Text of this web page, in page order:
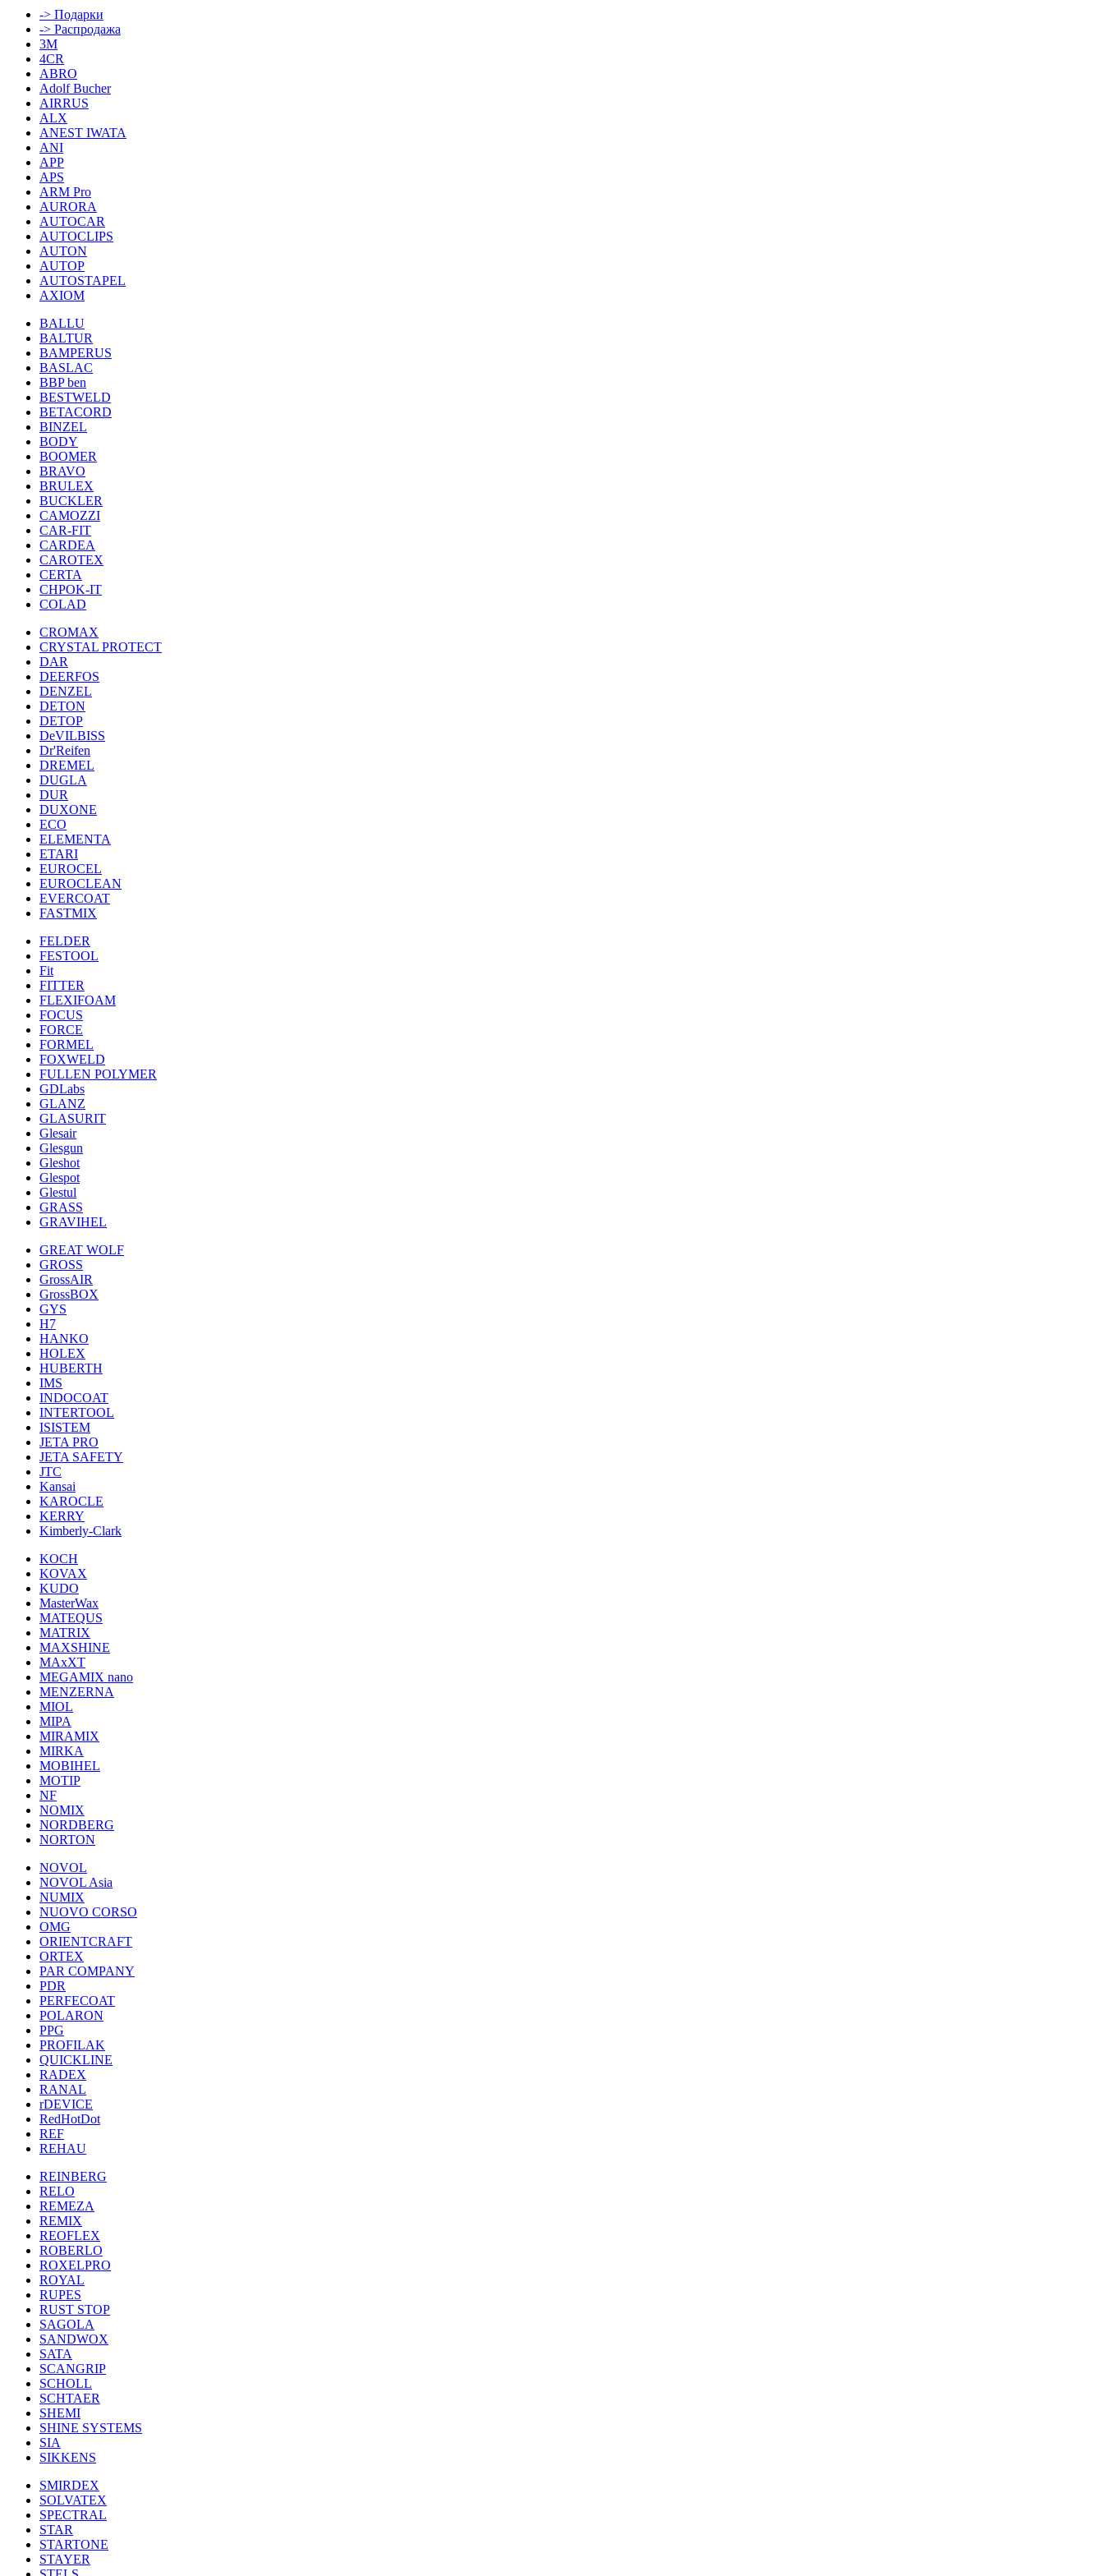
-> Подарки
-> Распродажа
3M
4CR
ABRO
Adolf Bucher
AIRRUS
ALX
ANEST IWATA
ANI
APP
APS
ARM Pro
AURORA
AUTOCAR
AUTOCLIPS
AUTON
AUTOP
AUTOSTAPEL
AXIOM
BALLU
BALTUR
BAMPERUS
BASLAC
BBP ben
BESTWELD
BETACORD
BINZEL
BODY
BOOMER
BRAVO
BRULEX
BUCKLER
CAMOZZI
CAR-FIT
CARDEA
CAROTEX
CERTA
CHPOK-IT
COLAD
CROMAX
CRYSTAL PROTECT
DAR
DEERFOS
DENZEL
DETON
DETOP
DeVILBISS
Dr'Reifen
DREMEL
DUGLA
DUR
DUXONE
ECO
ELEMENTA
ETARI
EUROCEL
EUROCLEAN
EVERCOAT
FASTMIX
FELDER
FESTOOL
Fit
FITTER
FLEXIFOAM
FOCUS
FORCE
FORMEL
FOXWELD
FULLEN POLYMER
GDLabs
GLANZ
GLASURIT
Glesair
Glesgun
Gleshot
Glespot
Glestul
GRASS
GRAVIHEL
GREAT WOLF
GROSS
GrossAIR
GrossBOX
GYS
H7
HANKO
HOLEX
HUBERTH
IMS
INDOCOAT
INTERTOOL
ISISTEM
JETA PRO
JETA SAFETY
JTC
Kansai
KAROCLE
KERRY
Kimberly-Clark
KOCH
KOVAX
KUDO
MasterWax
MATEQUS
MATRIX
MAXSHINE
MAxXT
MEGAMIX nano
MENZERNA
MIOL
MIPA
MIRAMIX
MIRKA
MOBIHEL
MOTIP
NF
NOMIX
NORDBERG
NORTON
NOVOL
NOVOL Asia
NUMIX
NUOVO CORSO
OMG
ORIENTCRAFT
ORTEX
PAR COMPANY
PDR
PERFECOAT
POLARON
PPG
PROFILAK
QUICKLINE
RADEX
RANAL
rDEVICE
RedHotDot
REF
REHAU
REINBERG
RELO
REMEZA
REMIX
REOFLEX
ROBERLO
ROXELPRO
ROYAL
RUPES
RUST STOP
SAGOLA
SANDWOX
SATA
SCANGRIP
SCHOLL
SCHTAER
SHEMI
SHINE SYSTEMS
SIA
SIKKENS
SMIRDEX
SOLVATEX
SPECTRAL
STAR
STARTONE
STAYER